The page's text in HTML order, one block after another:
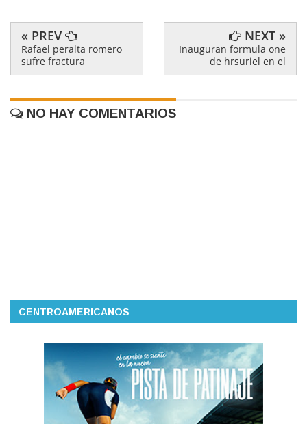
« PREV
Rafael peralta romero
sufre fractura
NEXT »
Inauguran formula one
de hrsuriel en el
NO HAY COMENTARIOS
CENTROAMERICANOS